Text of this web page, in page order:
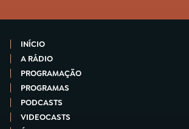
INÍCIO
A RÁDIO
PROGRAMAÇÃO
PROGRAMAS
PODCASTS
VIDEOCASTS